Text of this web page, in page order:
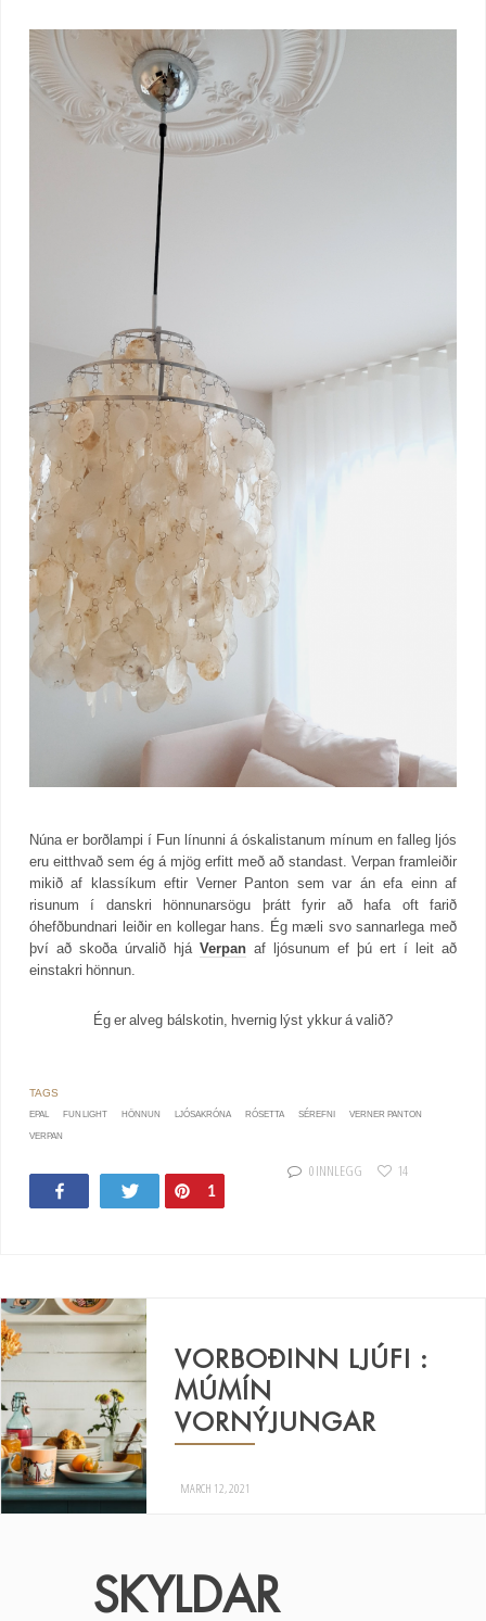
Núna er borðlampi í Fun línunni á óskalistanum mínum en falleg ljós
eru eitthvað sem ég á mjög erfitt með að standast. Verpan framleiðir
mikið af klassíkum eftir Verner Panton sem var án efa einn af
risunum í danskri hönnunarsögu þrátt fyrir að hafa oft farið
óhefðbundnari leiðir en kollegar hans. Ég mæli svo sannarlega með
því að skoða úrvalið hjá Verpan af ljósunum ef þú ert í leit að
einstakri hönnun.
Ég er alveg bálskotin, hvernig lýst ykkur á valið?
EPAL FUN LIGHT HÖNNUN LJÓSAKRÓNA RÓSETTA SÉREFNI VERNER PANTON
VERPAN
Tweet Pin
1
0 INNLEGG 14
VORBOÐINN LJÚFI :
MÚMÍN
VORNÝJUNGAR
MARCH 12, 2021
SKYLDAR